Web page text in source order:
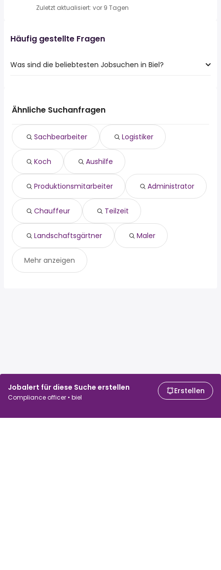
Jobalert für diese Suche erstellen
Compliance officer • biel
Erstellen
Zuletzt aktualisiert: vor 9 Tagen
Häufig gestellte Fragen
Was sind die beliebtesten Jobsuchen in Biel?
logistiker
produktionsmitarbeiter
administrator
chauffeur
teilzeit
landschaftsgärtner
Ähnliche Suchanfragen
Sachbearbeiter Logistiker
Koch Aushilfe
Produktionsmitarbeiter Administrator
Chauffeur Teilzeit
Landschaftsgärtner Maler
Mehr anzeigen